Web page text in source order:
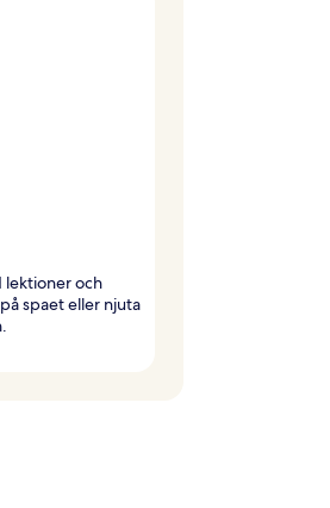
lektioner och
spaet eller njuta